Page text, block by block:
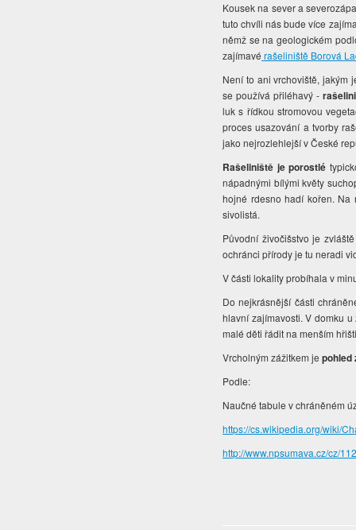
Kousek na sever a
tuto chvíli nás bude více
němž se na geologickém
zajímavé rašeliniště Borová
Není to ani vrchoviště, jakým
se používá přiléhavý -
luk s řídkou stromovou
proces usazování a tvorby
jako nejrozlehlejší v České
Rašeliniště je porostlé
nápadnými bílými květy
hojné rdesno hadí kořen. Na
sivolistá.
Původní živočišstvo je
ochránci přírody je tu neradi
V části lokality probíhala v
Do nejkrásnější části
hlavní zajímavosti. V domku
malé děti řádit na menším
Vrcholným zážitkem jepohled
Podle:
Naučné tabule v chráněném
https://cs.wikipedia.org/wiki/
http://www.npsumava.cz/cz/